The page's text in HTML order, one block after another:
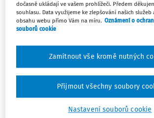
Odpověď
Máte předplatné?
dočasně ukládají ve vašem prohlížeči. Předem
souhlasu. Data využijeme ke zlepšování našich
obsahu webu přímo Vám na míru. Oznámení o
souborů cookie
Nastavení souborů cookie
Zamítnout vše kromě nutných
Přijmout všechny soubory